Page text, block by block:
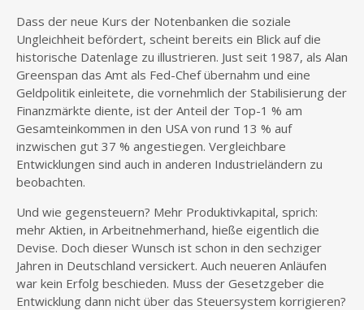
Dass der neue Kurs der Notenbanken die soziale
Ungleichheit befördert, scheint bereits ein Blick auf die
historische Datenlage zu illustrieren. Just seit 1987, als Alan
Greenspan das Amt als Fed-Chef übernahm und eine
Geldpolitik einleitete, die vornehmlich der Stabilisierung der
Finanzmärkte diente, ist der Anteil der Top-1 % am
Gesamteinkommen in den USA von rund 13 % auf
inzwischen gut 37 % angestiegen. Vergleichbare
Entwicklungen sind auch in anderen Industrieländern zu
beobachten.
Und wie gegensteuern? Mehr Produktivkapital, sprich:
mehr Aktien, in Arbeitnehmerhand, hieße eigentlich die
Devise. Doch dieser Wunsch ist schon in den sechziger
Jahren in Deutschland versickert. Auch neueren Anläufen
war kein Erfolg beschieden. Muss der Gesetzgeber die
Entwicklung dann nicht über das Steuersystem korrigieren?